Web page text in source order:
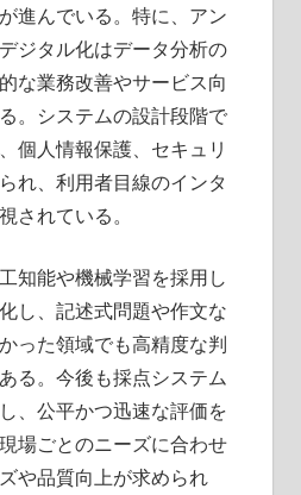
進んでいる。特に、アン
ジタル化はデータ分析の
な業務改善やサービス向
。システムの設計段階で
個人情報保護、セキュリ
れ、利用者目線のインタ
されている。
知能や機械学習を採用し
し、記述式問題や作文な
った領域でも高精度な判
る。今後も採点システム
、公平かつ迅速な評価を
場ごとのニーズに合わせ
や品質向上が求められ